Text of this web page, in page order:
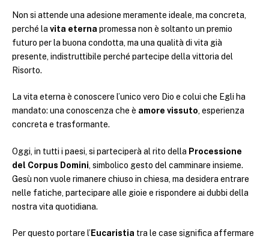
Non si attende una adesione meramente ideale, ma concreta,
perché la vita eterna promessa non è soltanto un premio
futuro per la buona condotta, ma una qualità di vita già
presente, indistruttibile perché partecipe della vittoria del
Risorto.
La vita eterna è conoscere l’unico vero Dio e colui che Egli ha
mandato: una conoscenza che è amore vissuto, esperienza
concreta e trasformante.
Oggi, in tutti i paesi, si parteciperà al rito della Processione
del Corpus Domini, simbolico gesto del camminare insieme.
Gesù non vuole rimanere chiuso in chiesa, ma desidera entrare
nelle fatiche, partecipare alle gioie e rispondere ai dubbi della
nostra vita quotidiana.
Per questo portare l’ Eucaristia tra le case significa affermare